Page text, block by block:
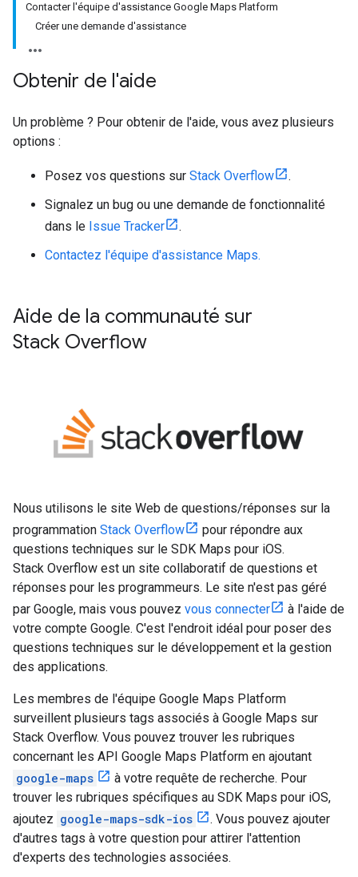
Contacter l'équipe d'assistance Google Maps Platform
Créer une demande d'assistance
Obtenir de l'aide
Un problème ? Pour obtenir de l'aide, vous avez plusieurs
options :
Posez vos questions sur Stack Overflow
.
Signalez un bug ou une demande de fonctionnalité
dans le Issue Tracker
.
Contactez l'équipe d'assistance Maps.
Aide de la communauté sur
Stack Overflow
Nous utilisons le site Web de questions/réponses sur la
programmation Stack Overflow
pour répondre aux
questions techniques sur le SDK Maps pour iOS.
Stack Overflow est un site collaboratif de questions et
réponses pour les programmeurs. Le site n'est pas géré
par Google, mais vous pouvez vous connecter
à l'aide de
votre compte Google. C'est l'endroit idéal pour poser des
questions techniques sur le développement et la gestion
des applications.
Les membres de l'équipe Google Maps Platform
surveillent plusieurs tags associés à Google Maps sur
Stack Overflow. Vous pouvez trouver les rubriques
concernant les API Google Maps Platform en ajoutant
google-maps
à votre requête de recherche. Pour
trouver les rubriques spécifiques au SDK Maps pour iOS,
ajoutez google-maps-sdk-ios
. Vous pouvez ajouter
d'autres tags à votre question pour attirer l'attention
d'experts des technologies associées.